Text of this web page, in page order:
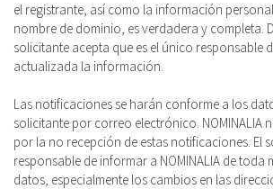
el registrante, así como la información
nombre de dominio, es verdadera y completa.
solicitante acepta que es el único responsable
actualizada la información.
Las notificaciones se harán conforme a los
solicitante por correo electrónico. NOMINALIA
por la no recepción de estas notificaciones. El
responsable de informar a NOMINALIA de
datos, especialmente los cambios en las